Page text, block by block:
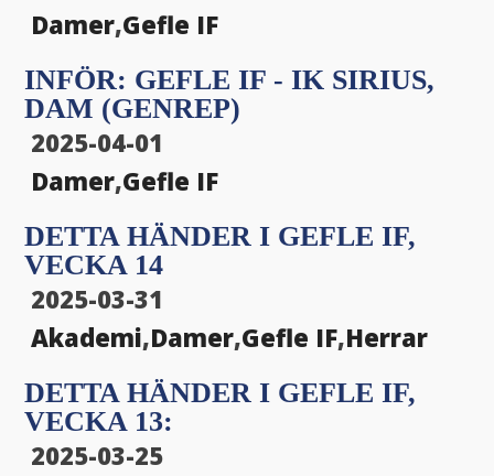
Damer,Gefle IF
INFÖR: GEFLE IF - IK SIRIUS,
DAM (GENREP)
2025-04-01
Damer,Gefle IF
DETTA HÄNDER I GEFLE IF,
VECKA 14
2025-03-31
Akademi,Damer,Gefle IF,Herrar
DETTA HÄNDER I GEFLE IF,
VECKA 13:
2025-03-25